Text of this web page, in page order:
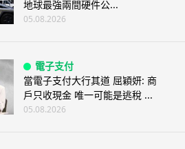
地球最強兩間硬件公...
05.08.2026
電子支付
當電子支付大行其道 屈穎妍: 商
戶只收現金 唯一可能是逃稅 ...
05.08.2026